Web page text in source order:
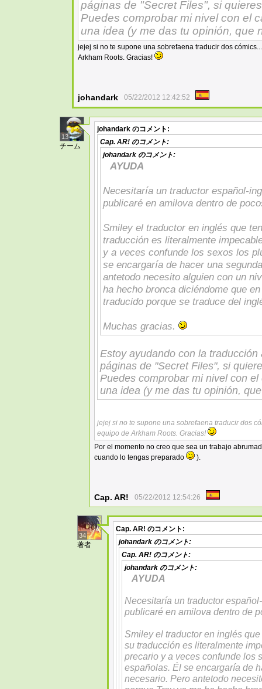
páginas de "Secret Files", si
Puedes comprobar mi nivel con el
una idea (y me das tu opinión, que
jejej si no te supone una sobrefaena traducir dos
Arkham Roots. Gracias!
johandark 05/22/2012 12:42:52
13
チーム
johandark のコメント:
Cap. AR! のコメント:
johandark のコメント:
AYUDA
Necesitaría un traductor español-
publicaré en amilova dentro de
Smiley el traductor en inglés que
traducción es literalmente
y a veces confunde los sexos los
se encargaría de hacer una
antetodo necesito alguien con un
ha hecho bronca diciéndome que
traducido porque se traduce del
Muchas gracias.
Estoy ayudando con la
páginas de "Secret Files", si
Puedes comprobar mi nivel con
una idea (y me das tu opinión,
jejej si no te supone una sobrefaena traducir dos
equipo de Arkham Roots. Gracias!
Por el momento no creo que sea un trabajo
cuando lo tengas preparado
).
Cap. AR! 05/22/2012 12:54:26
34
著者
Cap. AR! のコメント:
johandark のコメント:
Cap. AR! のコメント:
johandark のコメント:
AYUDA
Necesitaría un traductor
publicaré en amilova dentro de
Smiley el traductor en inglés
su traducción es literalmente
precario y a veces confunde los
españolas. Él se encargaría de
necesario. Pero antetodo